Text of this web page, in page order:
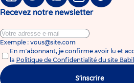
FacebookTwitter LinkedinInstagramTiktok
Recevez notre newsletter
Exemple : vous@site.com
En m'abonnant, je confirme avoir lu et
la Politique de Confidentialité du site
S'inscrire